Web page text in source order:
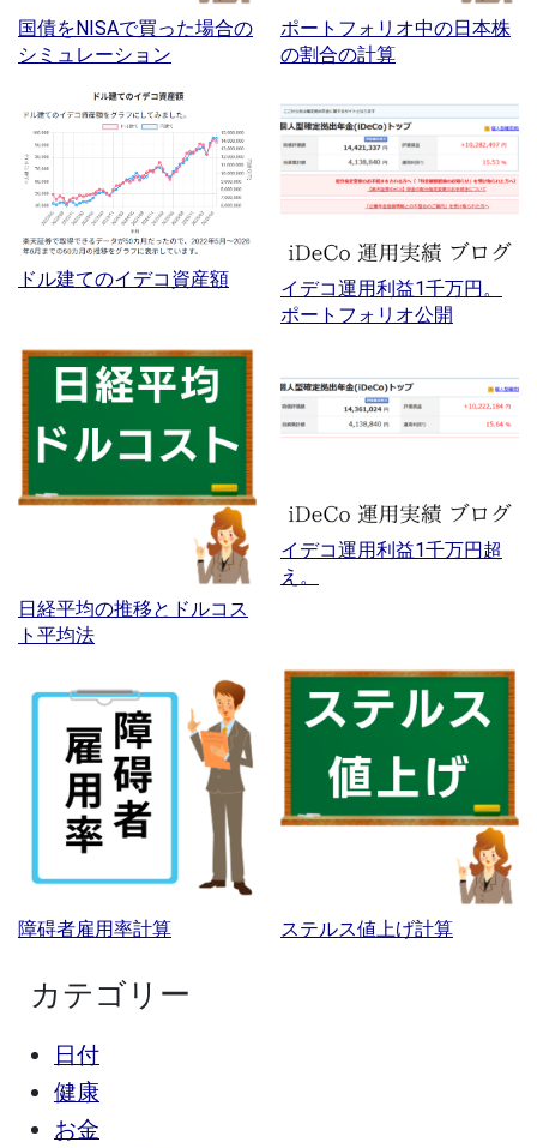
国債をNISAで買った場合の
シミュレーション
ポートフォリオ中の日本株
の割合の計算
ドル建てのイデコ資産額
イデコ運用利益1千万円。
ポートフォリオ公開
日経平均の推移とドルコス
ト平均法
イデコ運用利益1千万円超
え。
障碍者雇用率計算 ステルス値上げ計算
カテゴリー
日付
健康
お金